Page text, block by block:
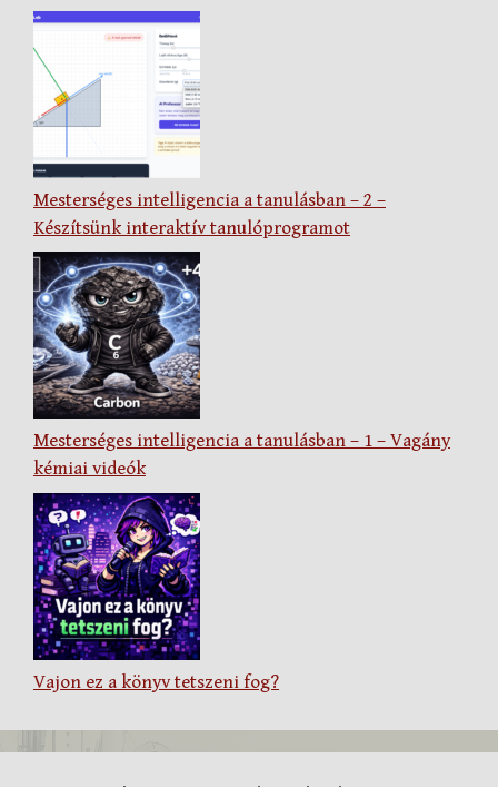
Mesterséges intelligencia a tanulásban – 2 –
Készítsünk interaktív tanulóprogramot
Mesterséges intelligencia a tanulásban – 1 – Vagány
kémiai videók
Vajon ez a könyv tetszeni fog?